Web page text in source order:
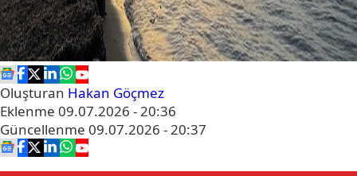
Oluşturan Hakan Göçmez
Eklenme 09.07.2026 - 20:36
Güncellenme 09.07.2026 - 20:37